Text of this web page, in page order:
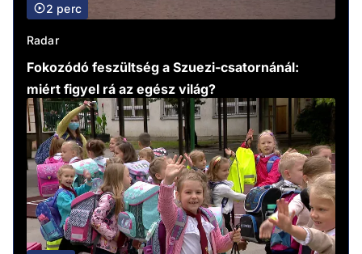
2 perc
Radar
Fokozódó feszültség a Szuezi-csatornánál:
miért figyel rá az egész világ?